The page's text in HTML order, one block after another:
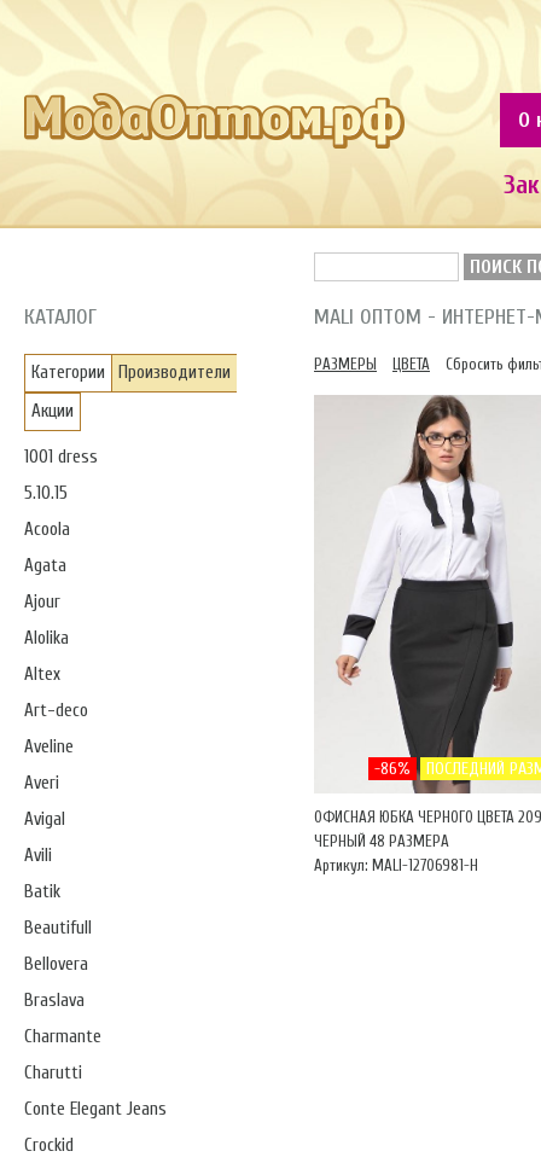
О
ПОИСК
КАТАЛОГ
Категории
Производители
Акции
1001 dress
5.10.15
Acoola
Agata
Ajour
Alolika
Altex
Art-deco
Aveline
Averi
Avigal
Avili
Batik
Beautifull
Bellovera
Braslava
Charmante
Charutti
Conte Elegant Jeans
Crockid
MALI ОПТОМ -
РАЗМЕРЫ ЦВЕТА Сбросить
-86% ПОСЛЕДНИЙ
ОФИСНАЯ ЮБКА ЧЕРНОГО ЦВЕТА 209
ЧЕРНЫЙ 48 РАЗМЕРА
Артикул: MALI-12706981-Н